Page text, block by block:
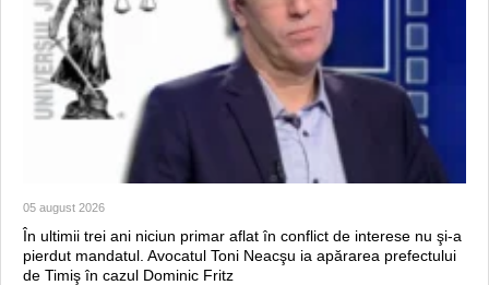
05 august 2026
În ultimii trei ani niciun primar aflat în conflict de interese nu şi-a
pierdut mandatul. Avocatul Toni Neacşu ia apărarea prefectului
de Timiş în cazul Dominic Fritz